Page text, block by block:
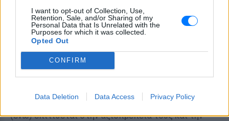
I want to opt-out of Collection, Use,
Retention, Sale, and/or Sharing of my
Personal Data that Is Unrelated with the
Purposes for which it was collected.
Opted Out
CONFIRM
Data Deletion Data Access Privacy Policy
ακριβώς για αυτό.
Ο Τραμπ αρνήθηκε τις κατηγορίες ξανά, λέγοντας
ότι οι γυναίκες εμφανίστηκαν δημόσια γιατί είτε
θέλουν φήμη είτε το έκανε η καμπάνια της,
δείχνοντας την Κλίντον.
να μειώνει τις γυναίκες τον κάνει πιό σπουδαίο,
(ενώ) επιτίθεται στην αξιοπρέπειά τους και την